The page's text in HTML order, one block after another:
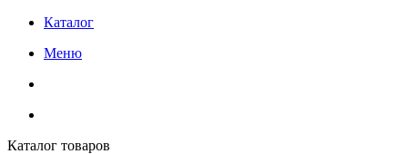
Каталог
Меню
Каталог товаров